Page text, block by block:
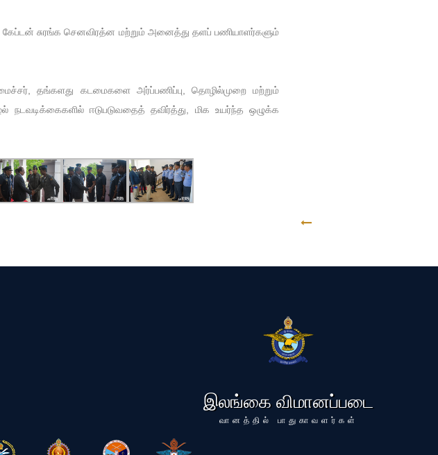
கேப்டன் சுரங்க செனவிரத்ன மற்றும் அனைத்து தளப் பணியாளர்களும்
தங்களது கடமைகளை அர்ப்பணிப்பு, தொழில்முறை மற்றும்
நடவடிக்கைகளில் ஈடுபடுவதைத் தவிர்த்து, மிக உயர்ந்த ஒழுக்க
இலங்கை விமானப்படை
வானத்தில் பாதுகாவளர்கள்